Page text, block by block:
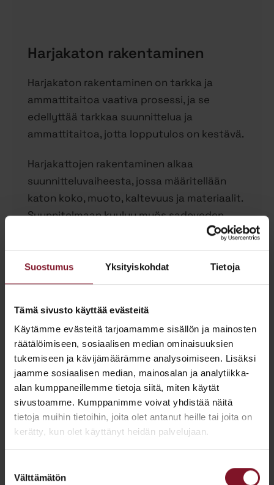
Suostumus Yksityiskohdat Tietoja
Tämä sivusto käyttää evästeitä
Käytämme evästeitä tarjoamamme sisällön ja mainosten
räätälöimiseen, sosiaalisen median ominaisuuksien
tukemiseen ja kävijämäärämme analysoimiseen. Lisäksi
jaamme sosiaalisen median, mainosalan ja analytiikka-
alan kumppaneillemme tietoja siitä, miten käytät
sivustoamme. Kumppanimme voivat yhdistää näitä
tietoja muihin tietoihin, joita olet antanut heille tai joita on
kerätty, kun olet käyttänyt heidän palvelujaan.
valinta
Välttämätön
Harjakaton rakentaminen
Harjakaton rakentaminen on tarkka ja
ammattitaitoa vaativa prosessi, ja se
edellyttää tarkkaa suunnittelua ja
ammattitaitoa, jotta lopputulos on kestävä.
Harjakattojen rakentaminen alkaa
suunnitteluvaiheesta, jossa määritellään
katon koko, muoto, kaltevuus ja materiaalit.
Suunnitelmaan kuuluu myös sadeveden
poistuminen, ilmanvaihto ja eristys, jotka
ovat tärkeitä osia katon toimivuudelle.
vesikatteesta. Kattotuolit muodostavat
katon rungon ja tukevat harjalankkuja, jotka
muodostavat harjakaton huipun. Lautakate
on näkyvä ulkopinta, joka voi olla
perinteistä puuta, tiiltä, metallia tai muita
materiaaleja. Vesikate on uloin kerros, joka
suojaa kattoa sateelta ja lumelta.
Harjakaton rakentaminen vaatii
varmistavat, että katon kaltevuus on oikea,